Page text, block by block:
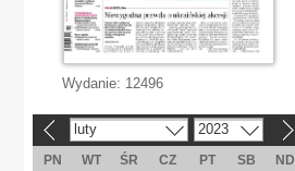
Wydanie: 12496
luty 2023
PN WT ŚR CZ PT SB
ND